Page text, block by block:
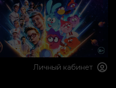
Личный кабинет